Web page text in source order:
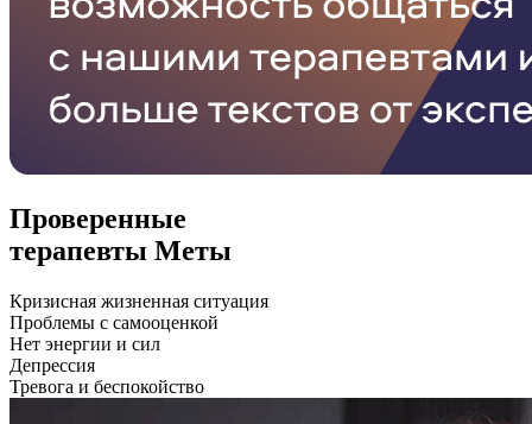
Проверенные
терапевты Меты
Кризисная жизненная ситуация
Проблемы с самооценкой
Нет энергии и сил
Депрессия
Тревога и беспокойство